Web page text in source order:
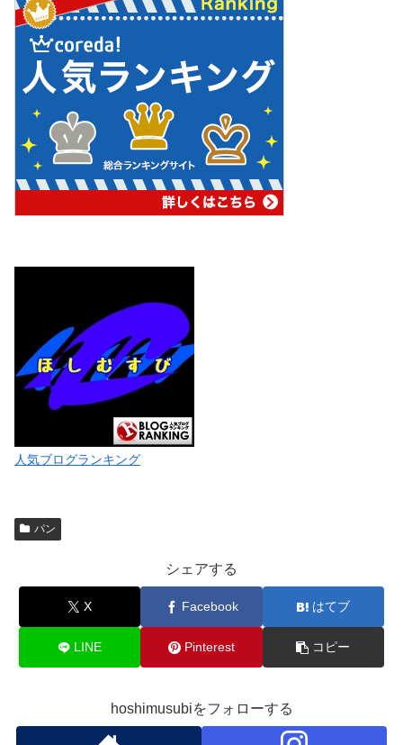
人気ブログランキング
パン
シェアする
X Facebook はてブ
LINE Pinterest コピー
hoshimusubiをフォローする